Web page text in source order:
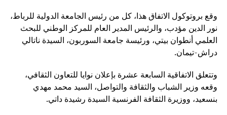
وقع بروتوكول الاتفاق هذا، كل من رئيس الجامعة الدولية للرباط،
نور الدين مؤدب، والرئيس المدير العام للمركز الوطني للبحث
العلمي أنطوان بيتي، ورئيسة جامعة السوربون، السيدة ناتالي
دراش-تيمان.
وتتعلق الاتفاقية السابعة عشرة بإعلان نوايا للتعاون الثقافي،
وقعه وزير الشباب والثقافة والتواصل، السيد محمد مهدي
بنسعيد، ووزيرة الثقافة الفرنسية السيدة رشيدة داتي.